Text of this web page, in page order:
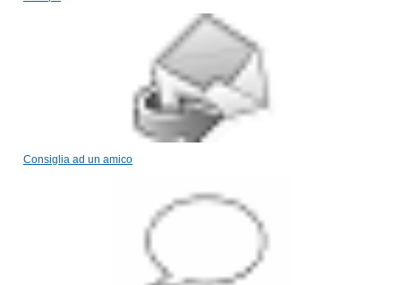
Consiglia ad un amico